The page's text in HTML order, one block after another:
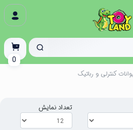
کنترلی و رباتیک
تعداد نمایش
0